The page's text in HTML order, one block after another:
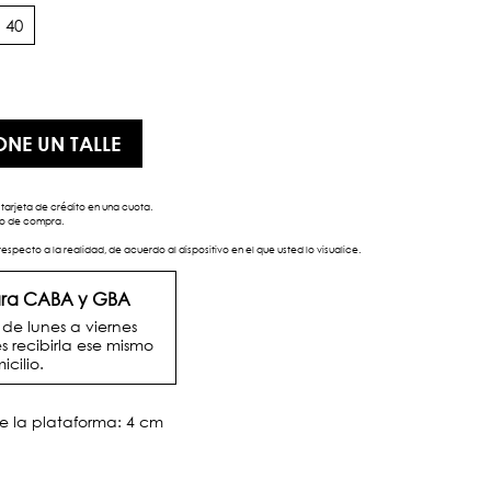
40
UN TALLE
de crédito en una cuota.
de compra.
a la realidad, de acuerdo al dispositivo en el que usted lo visualice.
CABA y GBA
lunes a viernes
recibirla ese mismo
la plataforma: 4 cm